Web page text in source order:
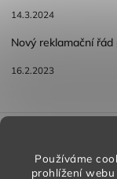
Používáme
prohlížení
14.3.2024
Nový reklamační
16.2.2023
Reklamace a